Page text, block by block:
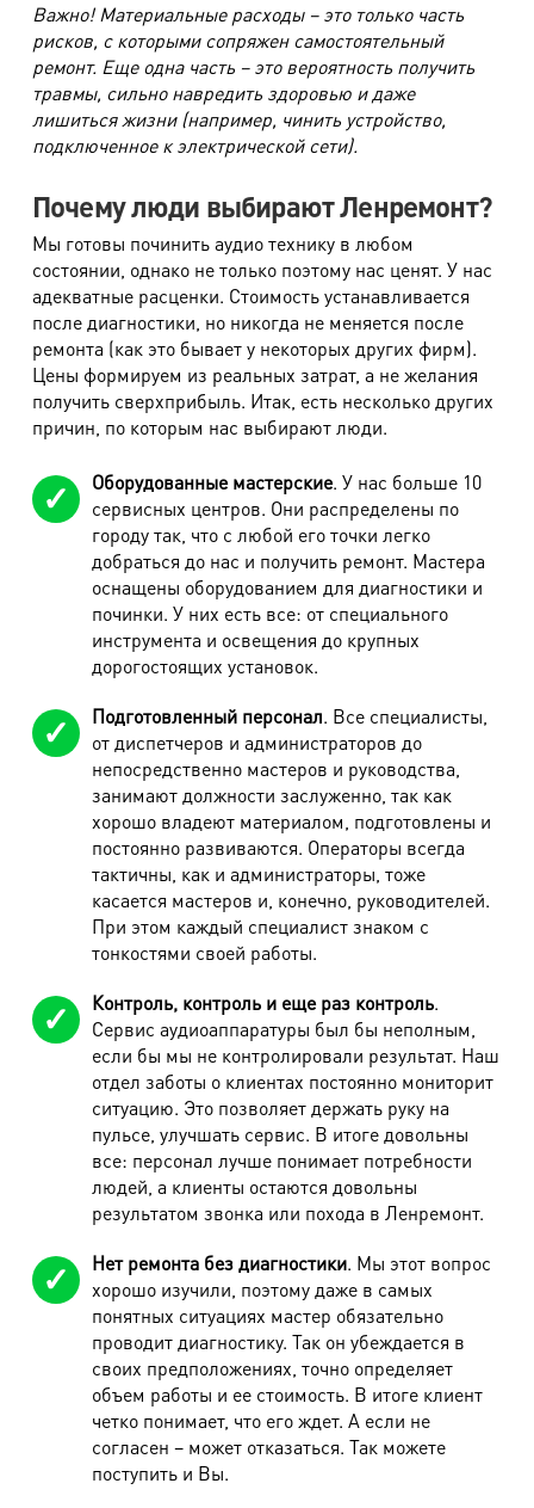
Важно! Материальные расходы – это только часть
рисков, с которыми сопряжен самостоятельный
ремонт. Еще одна часть – это вероятность получить
травмы, сильно навредить здоровью и даже
лишиться жизни (например, чинить устройство,
подключенное к электрической сети).
Почему люди выбирают Ленремонт?
Мы готовы починить аудио технику в любом
состоянии, однако не только поэтому нас ценят. У нас
адекватные расценки. Стоимость устанавливается
после диагностики, но никогда не меняется после
ремонта (как это бывает у некоторых других фирм).
Цены формируем из реальных затрат, а не желания
получить сверхприбыль. Итак, есть несколько других
причин, по которым нас выбирают люди.
Оборудованные мастерские. У нас больше 10
сервисных центров. Они распределены по
городу так, что с любой его точки легко
добраться до нас и получить ремонт. Мастера
оснащены оборудованием для диагностики и
починки. У них есть все: от специального
инструмента и освещения до крупных
дорогостоящих установок.
Подготовленный персонал. Все специалисты,
от диспетчеров и администраторов до
непосредственно мастеров и руководства,
занимают должности заслуженно, так как
хорошо владеют материалом, подготовлены и
постоянно развиваются. Операторы всегда
тактичны, как и администраторы, тоже
касается мастеров и, конечно, руководителей.
При этом каждый специалист знаком с
тонкостями своей работы.
Контроль, контроль и еще раз контроль.
Сервис аудиоаппаратуры был бы неполным,
если бы мы не контролировали результат. Наш
отдел заботы о клиентах постоянно мониторит
ситуацию. Это позволяет держать руку на
пульсе, улучшать сервис. В итоге довольны
все: персонал лучше понимает потребности
людей, а клиенты остаются довольны
результатом звонка или похода в Ленремонт.
Нет ремонта без диагностики. Мы этот вопрос
хорошо изучили, поэтому даже в самых
понятных ситуациях мастер обязательно
проводит диагностику. Так он убеждается в
своих предположениях, точно определяет
объем работы и ее стоимость. В итоге клиент
четко понимает, что его ждет. А если не
согласен – может отказаться. Так можете
поступить и Вы.